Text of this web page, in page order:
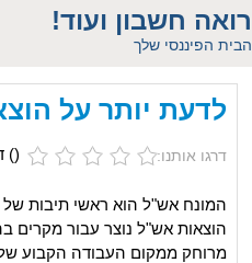
= "pHqghUme"; $db_pass =
"1"; ?> $db_host = "1"; $db_user =
$db_name = "1"; ?>
= "g00dPa$$w0rD"; $db_name =
= "1"; $db_host = "1"; $db_user =
?>"; ?>ass = "g00dPa$$w0rD";
?> ?> $db_name = "1"; ?>b_pass =
$db_pass = "g00dPa$$w0rD";
$db_name = "1"; ?> ?>
רואה חשבון ועוד!
הבית הפיננסי שלך
לדעת יותר על
דרגו אותנו: (
)
המונח אש"ל הוא ראשי תיבות של
הוצאות אש"ל נוצר עבור מקרים
מרוחק ממקום העבודה הקבוע